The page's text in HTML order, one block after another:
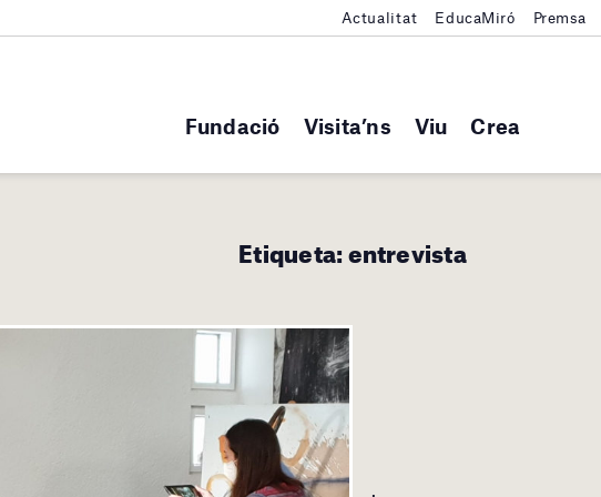
Fundació Visita’ns Viu Crea
Actualitat EducaMiró Premsa
Etiqueta:entrevista